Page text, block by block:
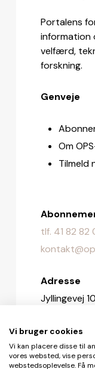
Portalens
information
velfærd,
forskning.
Genveje
Om
Tilmeld
tlf. 41 82 82
Adresse
Jyllingevej
Redaktionen
Vi bruger cookies
Vi kan placere disse til
vores websted, vise
webstedsoplevelse. Få